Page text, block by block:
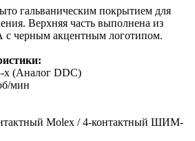
гальваническим покрытием для
Верхняя часть выполнена из
черным акцентным логотипом.
x (Аналог DDC)
мин
Molex / 4-контактный ШИМ-